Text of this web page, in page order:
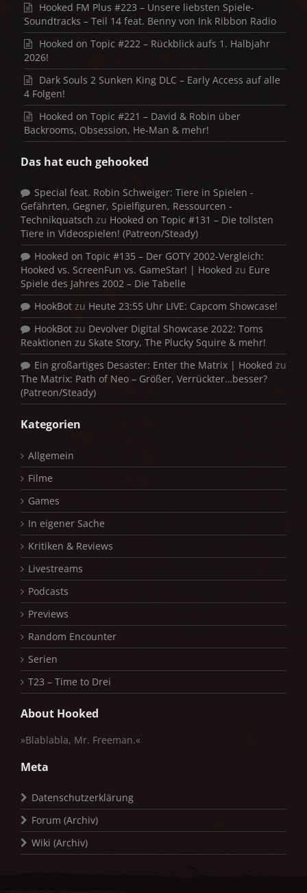
Hooked FM Plus #223 – Unsere liebsten Spiele-
Soundtracks – Teil 14 feat. Benny von Ink Ribbon Radio
Hooked on Topic #222 – Rückblick aufs 1. Halbjahr
2026!
Dark Souls 2 Sunken King DLC – Early Access auf alle
4 Folgen!
Hooked on Topic #221 – David & Robin über
Backrooms, Obsession, He-Man & mehr!
Das hat euch gehooked
Special feat. Robin Schweiger: Tiere in Spielen -
Gefährten, Gegner, Spielfiguren, Ressourcen -
Technikquatsch zu Hooked on Topic #131 – Die tollsten
Tiere in Videospielen! (Patreon/Steady)
Hooked on Topic #135 – Der GOTY 2002-Vergleich:
Hooked vs. ScreenFun vs. GameStar! | Hooked zu Eure
Spiele des Jahres 2002 – Die Tabelle
HookBot zu Heute 23:55 Uhr LIVE: Capcom Showcase!
HookBot zu Devolver Digital Showcase 2022: Toms
Reaktionen zu Skate Story, The Plucky Squire & mehr!
Ein großartiges Desaster: Enter the Matrix | Hooked zu
The Matrix: Path of Neo – Größer, Verrückter…besser?
(Patreon/Steady)
Kategorien
Allgemein
Filme
Games
In eigener Sache
Kritiken & Reviews
Livestreams
Podcasts
Previews
Random Encounter
Serien
T23 – Time to Drei
About Hooked
»Blablabla, Mr. Freeman.«
Meta
Datenschutzerklärung
Forum (Archiv)
Wiki (Archiv)